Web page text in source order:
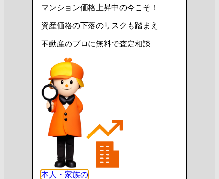
マンション価格上昇中の今こそ！
資産価格の下落のリスクも踏まえ
不動産のプロに無料で査定相談
本人・家族の